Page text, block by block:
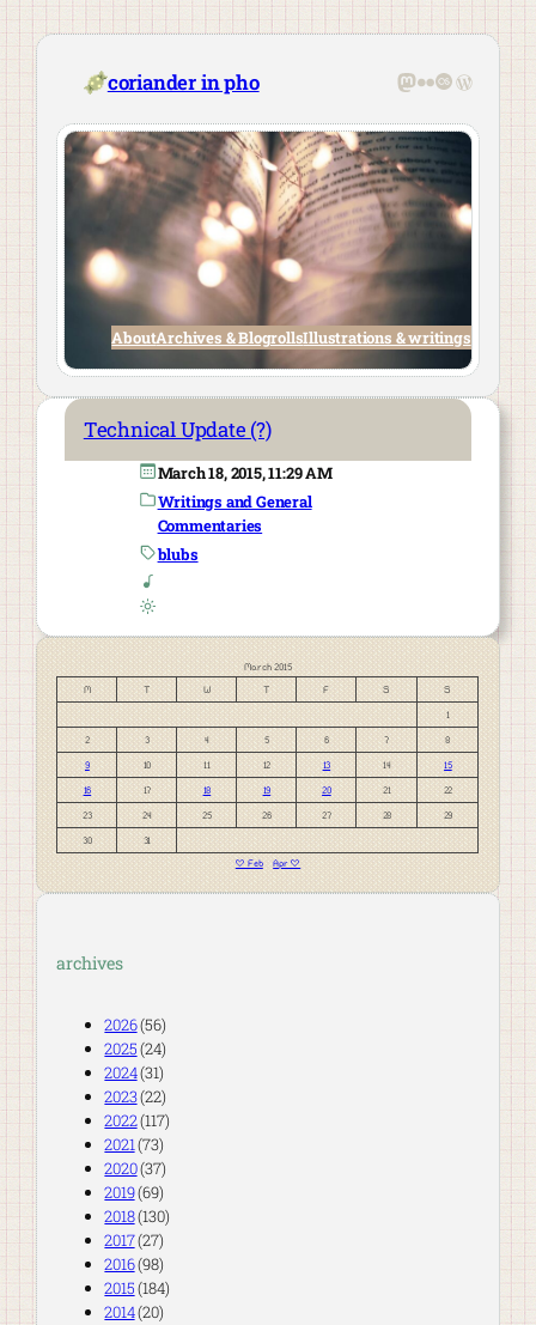
Skip
content
coriander in pho Mastodon
Flickr
Last.fm
AboutArchives & BlogrollsIllustrations & writings
Technical Update (?)
March 18, 2015, 11:29 AM
Writings and General
Commentaries
blubs
March 2015
M
T W T F S S
1
2 3 4 5 6 7 8
9 10 11 12 13 14 15
16 17 18 19 20 21 22
23 24 25 26 27 28 29
30
31
« Feb
Apr »
archives
2026(56)
2025(24)
2024(31)
2023(22)
2022(117)
2021(73)
2020(37)
2019(69)
2018(130)
2017(27)
2016(98)
2015(184)
2014(20)